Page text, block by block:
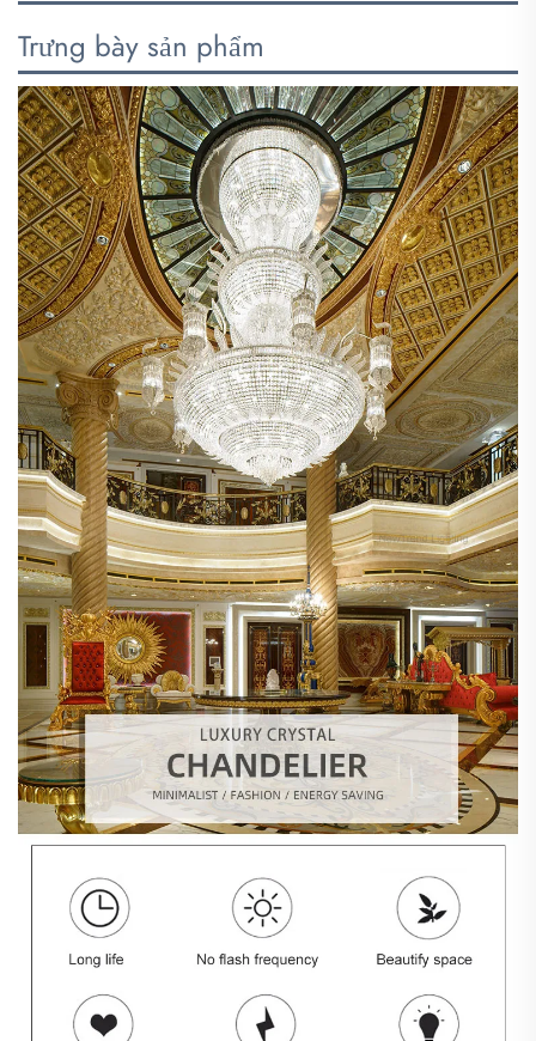
Trưng bày sản phẩm